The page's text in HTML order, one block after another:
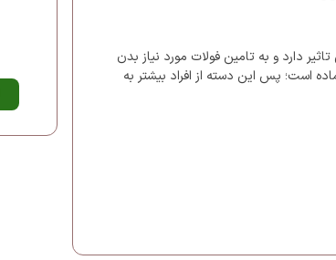
دارد و به تامین فولات مورد نیاز بدن
است؛ پس این دسته از افراد بیشتر به